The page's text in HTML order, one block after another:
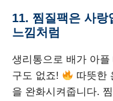
11. 찜질팩은 사
느낌처럼
생리통으로 배가 아
구도 없죠!
따뜻한
을 완화시켜줍니다.